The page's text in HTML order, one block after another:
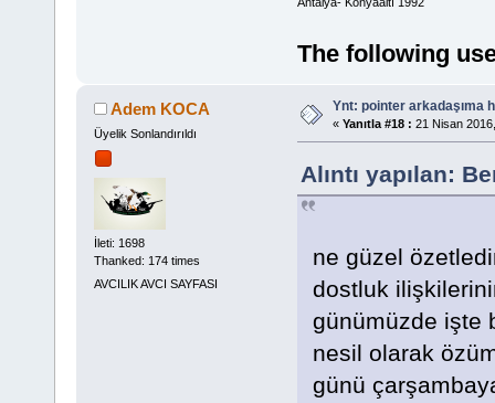
Antalya- Konyaaltı 1992
The following
Adem KOCA
Üyelik Sonlandırıldı
İleti: 1698
Thanked: 174 times
AVCILIK AVCI SAYFASI
Ynt: pointer arkadaşıma
« Yanıtla #18 : 21 Nisan
Alıntı yapılan:
ne güzel
dostluk
günümüzde işte
nesil olarak
günü